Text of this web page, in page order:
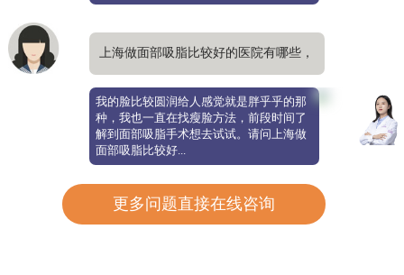
上海做面部吸脂比较好的医院有哪些，
哪家抽脂瘦脸更自然
我的脸比较圆润给人感觉就是胖乎乎的那
种，我也一直在找瘦脸方法，前段时间了
解到面部吸脂手术想去试试。请问上海做
面部吸脂比较好...
更多问题直接在线咨询